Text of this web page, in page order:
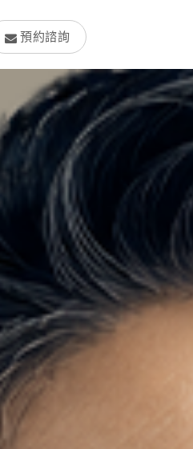
預約諮詢